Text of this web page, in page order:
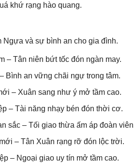
khứ rạng hào quang.
và sự bình an cho gia đình.
– Tân niên bứt tốc đón ngàn may.
Bình an vững chãi ngự trong tâm.
– Xuân sang như ý mở tầm cao.
– Tài năng nhạy bén đón thời cơ.
sắc – Tối giao thừa ấm áp đoàn
– Tân Xuân rạng rỡ đón lộc trời.
– Ngoại giao uy tín mở tầm cao.